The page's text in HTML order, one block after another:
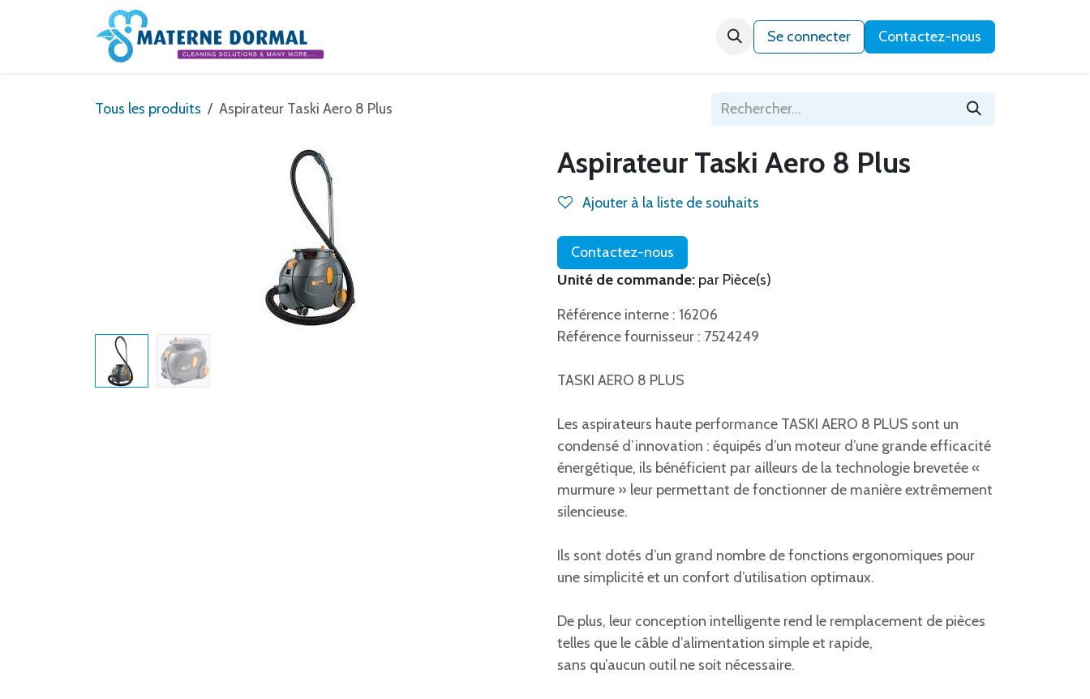
Se rendre au contenu
Qui sommes-nous ?
Se connecter Contactez-nous
Tous les produits Aspirateur Taski Aero 8 Plus
Aspirateur Taski Aero 8 Plus
Ajouter à la liste de souhaits
Contactez-nous
Unité de commande: par Pièce(s)
Référence interne : 16206
Référence fournisseur : 7524249
TASKI AERO 8 PLUS
Les aspirateurs haute performance TASKI AERO 8 PLUS sont un
condensé d’innovation : équipés d’un moteur d’une grande efficacité
énergétique, ils bénéficient par ailleurs de la technologie brevetée «
murmure » leur permettant de fonctionner de manière extrêmement
silencieuse.
Ils sont dotés d’un grand nombre de fonctions ergonomiques pour
une simplicité et un confort d’utilisation optimaux.
De plus, leur conception intelligente rend le remplacement de pièces
telles que le câble d’alimentation simple et rapide,
sans qu’aucun outil ne soit nécessaire.